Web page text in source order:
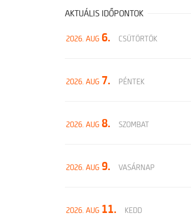
AKTUÁLIS IDŐPONTOK
2026. AUG 6. CSÜTÖRTÖK
2026. AUG 7. PÉNTEK
2026. AUG 8. SZOMBAT
2026. AUG 9. VASÁRNAP
2026. AUG 11. KEDD